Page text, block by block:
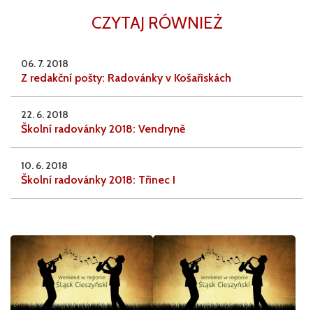
CZYTAJ RÓWNIEŻ
06. 7. 2018
Z redakční pošty: Radovánky v Košařiskách
22. 6. 2018
Školní radovánky 2018: Vendryně
10. 6. 2018
Školní radovánky 2018: Třinec I